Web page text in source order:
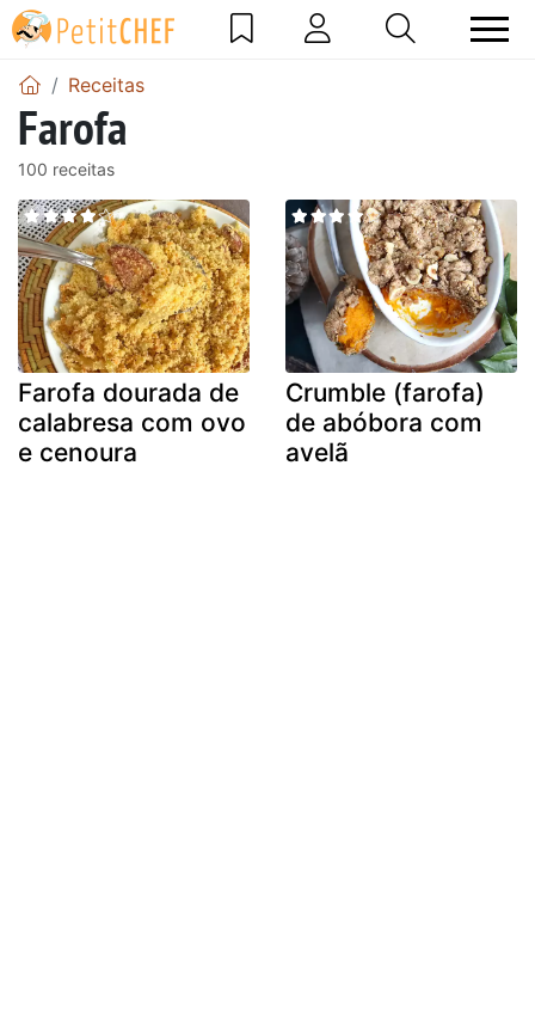
Receitas
Farofa
100 receitas
Farofa dourada de
calabresa com ovo
e cenoura
Crumble (farofa)
de abóbora com
avelã